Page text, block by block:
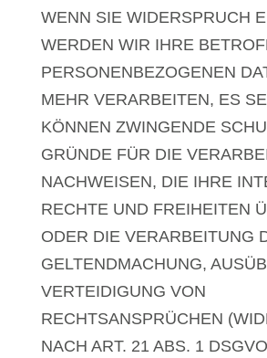
WENN SIE WIDERSPRUCH
WERDEN WIR IHRE
PERSONENBEZOGENEN
MEHR VERARBEITEN, ES
KÖNNEN ZWINGENDE
GRÜNDE FÜR DIE
NACHWEISEN, DIE IHRE
RECHTE UND FREIHEITEN
ODER DIE VERARBEITUNG
GELTENDMACHUNG,
VERTEIDIGUNG VON
RECHTSANSPRÜCHEN
NACH ART. 21 ABS. 1